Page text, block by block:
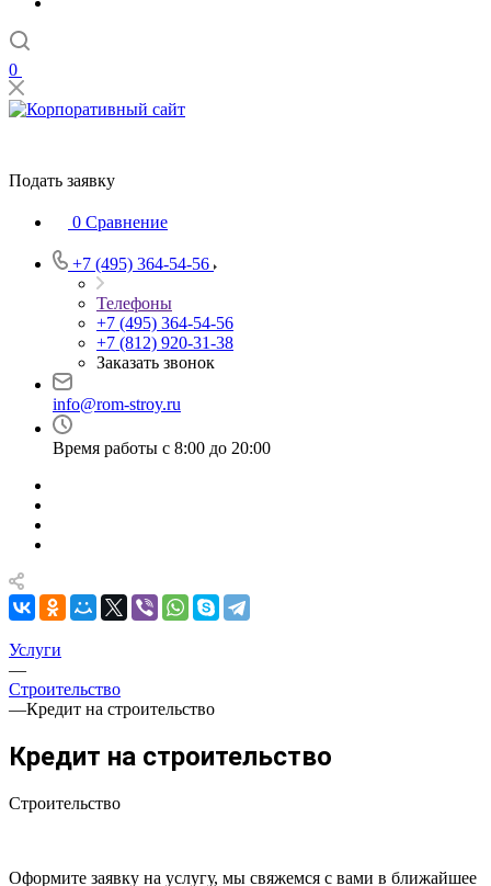
0
Подать заявку
0 Сравнение
+7 (495) 364-54-56
Телефоны
+7 (495) 364-54-56
+7 (812) 920-31-38
Заказать звонок
info@rom-stroy.ru
Время работы с 8:00 до 20:00
Услуги
—
Строительство
—Кредит на строительство
Кредит на строительство
Строительство
Оформите заявку на услугу, мы свяжемся с вами в ближайшее